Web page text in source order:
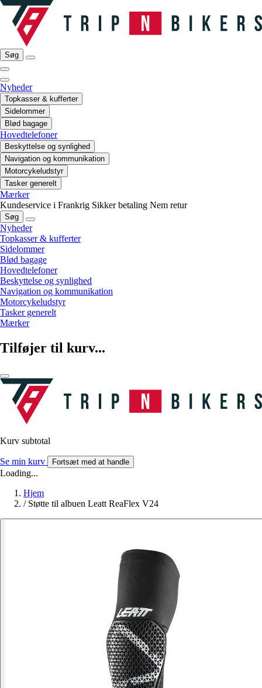
Søg
Nyheder
Topkasser & kufferter
Sidelommer
Blød bagage
Hovedtelefoner
Beskyttelse og synlighed
Navigation og kommunikation
Motorcykeludstyr
Tasker generelt
Mærker
Kundeservice i Frankrig Sikker betaling Nem retur
Søg
Nyheder
Topkasser & kufferter
Sidelommer
Blød bagage
Hovedtelefoner
Beskyttelse og synlighed
Navigation og kommunikation
Motorcykeludstyr
Tasker generelt
Mærker
Tilføjer til kurv...
Kurv subtotal
Se min kurv Fortsæt med at handle
Loading...
Hjem
/ Støtte til albuen Leatt ReaFlex V24